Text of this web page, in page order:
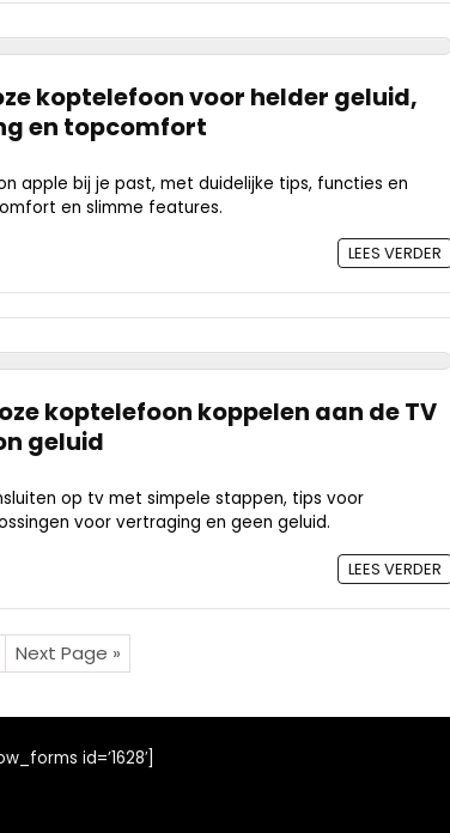
koptelefoon voor helder geluid,
en topcomfort
apple bij je past, met duidelijke tips, functies en
en slimme features.
LEES VERDER
koptelefoon koppelen aan de TV
geluid
op tv met simpele stappen, tips voor
voor vertraging en geen geluid.
LEES VERDER
Next Page »
id=’1628′]